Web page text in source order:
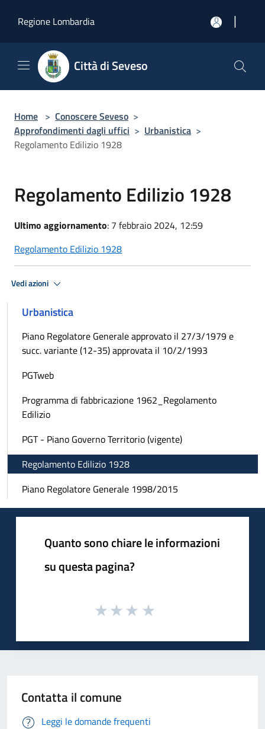
Regione Lombardia
|
Città di Seveso
Home > Conoscere Seveso >
Approfondimenti dagli uffici > Urbanistica >
Regolamento Edilizio 1928
Regolamento Edilizio 1928
Ultimo aggiornamento: 7 febbraio 2024, 12:59
Regolamento Edilizio 1928
Vedi azioni
Urbanistica
Piano Regolatore Generale approvato il 27/3/1979 e
succ. variante (12-35) approvata il 10/2/1993
PGTweb
Programma di fabbricazione 1962_Regolamento
Edilizio
PGT - Piano Governo Territorio (vigente)
Regolamento Edilizio 1928
Piano Regolatore Generale 1998/2015
Quanto sono chiare le informazioni
su questa pagina?
Contatta il comune
Leggi le domande frequenti